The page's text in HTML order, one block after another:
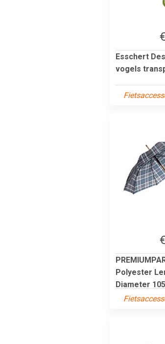
Esschert
vogels
Polyester
Diameter